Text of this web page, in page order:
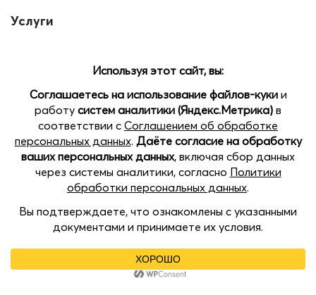
Услуги
Помощь
Доставка и оплата
Наши магазины:
пр.Кораблестроителей 22 Б, ТЦ SEVEN, 2 этаж
пл. Советская, 5, ТРЦ Жар-Птица, цокольный этаж
Нижний Новгород, Коминтерна 105, ТРК Золотая
Позвоните нам
chaty